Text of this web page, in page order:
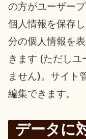
の方がユーザー
個人情報を保存
分の個人情報を
きます (ただしユ
ません)。サイト
編集できます。
データに